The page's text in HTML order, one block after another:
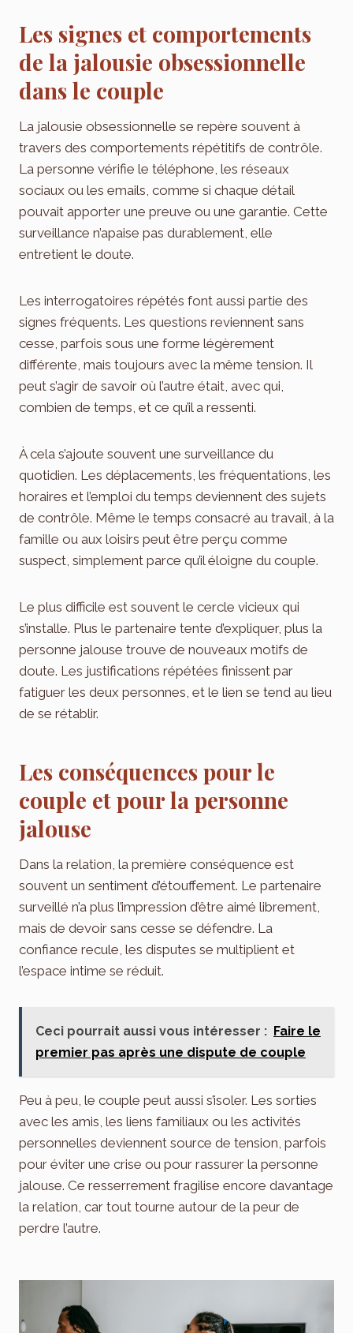
Les signes et comportements
de la jalousie obsessionnelle
dans le couple
La jalousie obsessionnelle se repère souvent à
travers des comportements répétitifs de contrôle.
La personne vérifie le téléphone, les réseaux
sociaux ou les emails, comme si chaque détail
pouvait apporter une preuve ou une garantie. Cette
surveillance n’apaise pas durablement, elle
entretient le doute.
Les interrogatoires répétés font aussi partie des
signes fréquents. Les questions reviennent sans
cesse, parfois sous une forme légèrement
différente, mais toujours avec la même tension. Il
peut s’agir de savoir où l’autre était, avec qui,
combien de temps, et ce qu’il a ressenti.
À cela s’ajoute souvent une surveillance du
quotidien. Les déplacements, les fréquentations, les
horaires et l’emploi du temps deviennent des sujets
de contrôle. Même le temps consacré au travail, à la
famille ou aux loisirs peut être perçu comme
suspect, simplement parce qu’il éloigne du couple.
Le plus difficile est souvent le cercle vicieux qui
s’installe. Plus le partenaire tente d’expliquer, plus la
personne jalouse trouve de nouveaux motifs de
doute. Les justifications répétées finissent par
fatiguer les deux personnes, et le lien se tend au lieu
de se rétablir.
Les conséquences pour le
couple et pour la personne
jalouse
Dans la relation, la première conséquence est
souvent un sentiment d’étouffement. Le partenaire
surveillé n’a plus l’impression d’être aimé librement,
mais de devoir sans cesse se défendre. La
confiance recule, les disputes se multiplient et
l’espace intime se réduit.
Ceci pourrait aussi vous intéresser : Faire le
premier pas après une dispute de couple
Peu à peu, le couple peut aussi s’isoler. Les sorties
avec les amis, les liens familiaux ou les activités
personnelles deviennent source de tension, parfois
pour éviter une crise ou pour rassurer la personne
jalouse. Ce resserrement fragilise encore davantage
la relation, car tout tourne autour de la peur de
perdre l’autre.